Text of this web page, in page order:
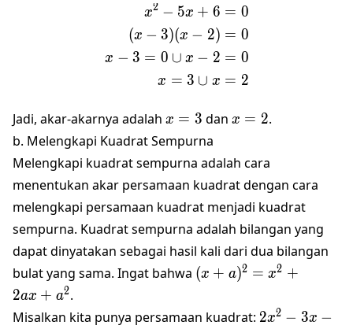
+ 6
= 0
\begin{align*} x^2 - 5x
x2 − 5x + 6 = 0
(x − 3)(x − 2) = 0
x − 3 = 0 ∪ x − 2 = 0
x = 3 ∪ x = 2
Jadi, akar-akarnya adalah x
=
x = 3 dan x
x = 2.
b. Melengkapi Kuadrat Sempurna
Melengkapi kuadrat sempurna adalah cara
menentukan akar persamaan kuadrat dengan cara
melengkapi persamaan kuadrat menjadi kuadrat
sempurna. Kuadrat sempurna adalah bilangan yang
dapat dinyatakan sebagai hasil kali dari dua bilangan
bulat yang sama. Ingat bahwa (x + a)2 = x2 +
2ax + a2.
Misalkan kita punya persamaan kuadrat: 2x^2
2x2 − 3x −